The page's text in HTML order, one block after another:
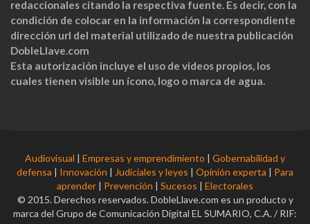
redaccionales citando la respectiva fuente. Es decir, con la
condición de colocar en la información la correspondiente
dirección url del material utilizado de nuestra publicación
DobleLlave.com
Esta autorización incluye el uso de videos propios, los
cuales tienen visible un ícono, logo o marca de agua.
Audiovisual | Empresas y emprendimiento | Gobernabilidad y
defensa | Innovación | Judiciales y leyes | Opinión experta | Para
aprender | Prevención | Sucesos | Electorales
© 2015. Derechos reservados. DobleLlave.com es un producto y
marca del Grupo de Comunicación Digital EL SUMARIO, C.A. / RIF: